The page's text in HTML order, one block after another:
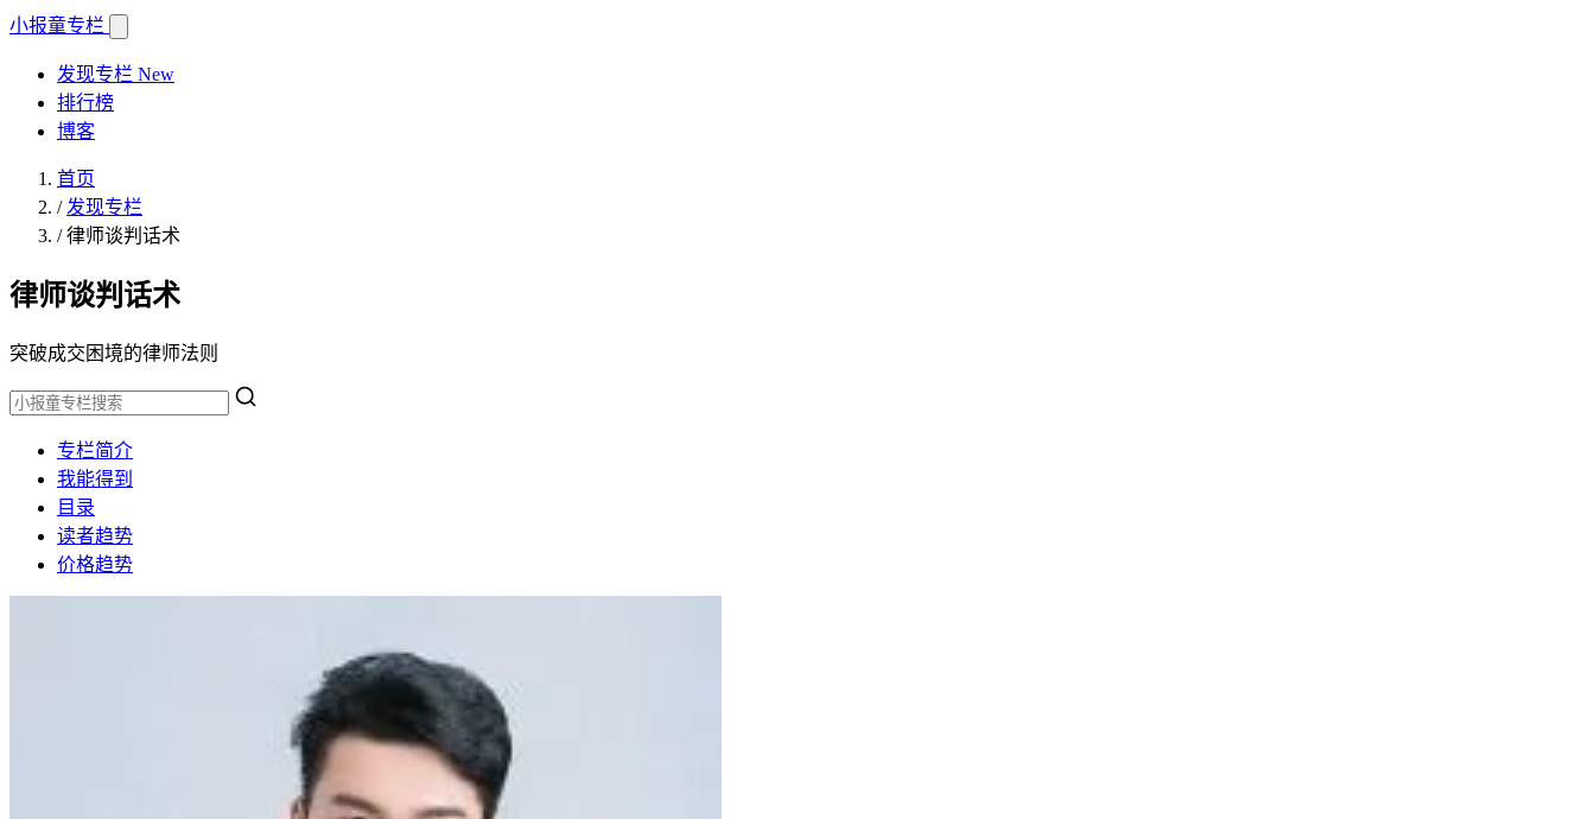
小报童专栏
发现专栏 New
排行榜
博客
首页
/ 发现专栏
/律师谈判话术
律师谈判话术
突破成交困境的律师法则
专栏简介
我能得到
目录
读者趋势
价格趋势